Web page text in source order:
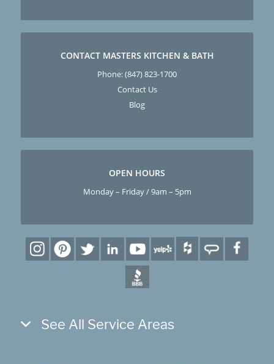
CONTACT MASTERS KITCHEN & BATH
Phone:(847) 823-1700
Contact Us
Blog
OPEN HOURS
Monday – Friday / 9am – 5pm
See All Service Areas